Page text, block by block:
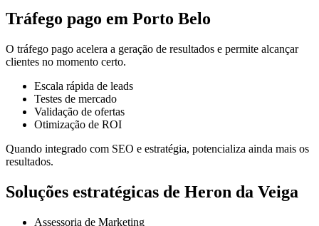
Tráfego pago em Porto Belo
O tráfego pago acelera a geração de resultados e permite alcançar
clientes no momento certo.
Escala rápida de leads
Testes de mercado
Validação de ofertas
Otimização de ROI
Quando integrado com SEO e estratégia, potencializa ainda mais os
resultados.
Soluções estratégicas de Heron da Veiga
Assessoria de Marketing